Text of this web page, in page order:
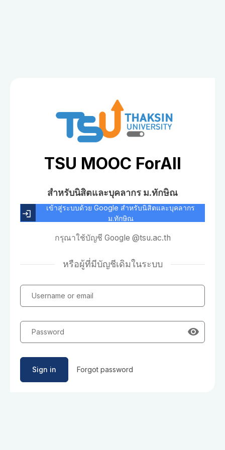
TSU MOOC ForAll
สำหรับนิสิตและบุคลากร ม.ทักษิณ
เข้าสู่ระบบด้วย Google สำหรับนิสิตและบุคลากร
ม.ทักษิณ
กรุณาใช้บัญชี Google @tsu.ac.th
หรือผู้ที่มีบัญชีเดิมในระบบ
Username or email
Password
Sign in Forgot password